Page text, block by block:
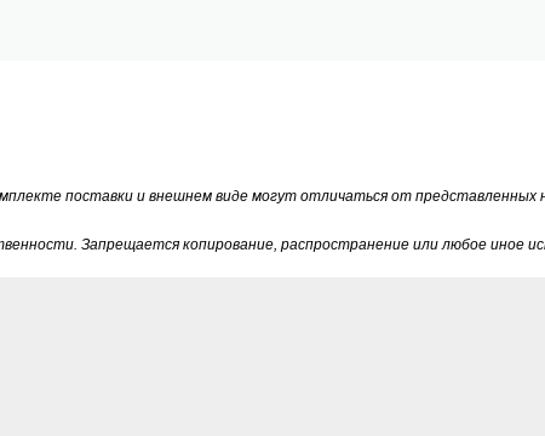
поставки и внешнем виде могут отличаться от
Запрещается копирование, распространение или любое иное